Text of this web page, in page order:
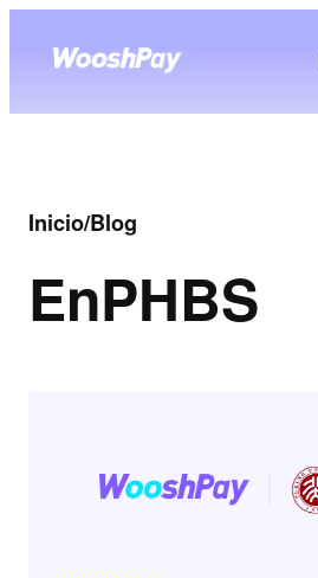
Inicio/Blog
EnPHBS